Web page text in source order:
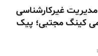
غیرکارشناسی
کینگ مجتبی؛ پیک